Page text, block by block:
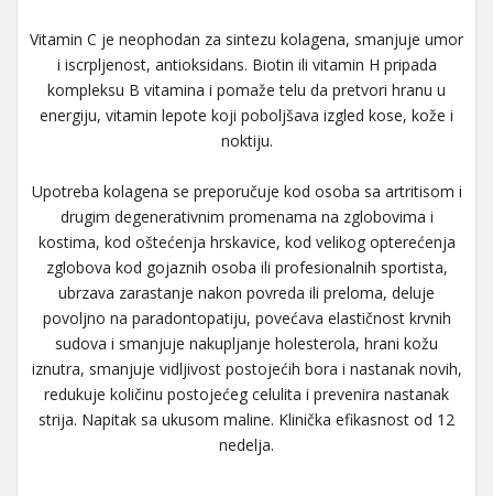
Vitamin C je neophodan za sintezu kolagena, smanjuje umor
i iscrpljenost, antioksidans. Biotin ili vitamin H pripada
kompleksu B vitamina i pomaže telu da pretvori hranu u
energiju, vitamin lepote koji poboljšava izgled kose, kože i
noktiju.
Upotreba kolagena se preporučuje kod osoba sa artritisom i
drugim degenerativnim promenama na zglobovima i
kostima, kod oštećenja hrskavice, kod velikog opterećenja
zglobova kod gojaznih osoba ili profesionalnih sportista,
ubrzava zarastanje nakon povreda ili preloma, deluje
povoljno na paradontopatiju, povećava elastičnost krvnih
sudova i smanjuje nakupljanje holesterola, hrani kožu
iznutra, smanjuje vidljivost postojećih bora i nastanak novih,
redukuje količinu postojećeg celulita i prevenira nastanak
strija. Napitak sa ukusom maline. Klinička efikasnost od 12
nedelja.